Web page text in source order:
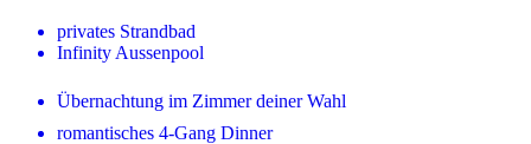
privates Strandbad
Infinity Aussenpool
Übernachtung im Zimmer deiner Wahl
romantisches 4-Gang Dinner